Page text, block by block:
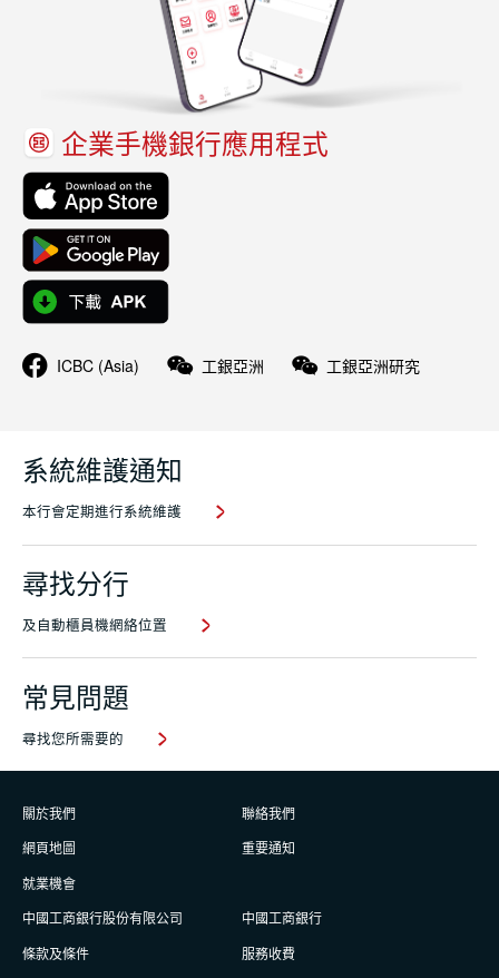
企業手機銀行應用程式
ICBC (Asia) 工銀亞洲 工銀亞洲研究
系統維護通知
本行會定期進行系統維護
尋找分行
及自動櫃員機網絡位置
常見問題
尋找您所需要的
關於我們
聯絡我們
網頁地圖
重要通知
就業機會
中國工商銀行股份有限公司
中國工商銀行
條款及條件
服務收費